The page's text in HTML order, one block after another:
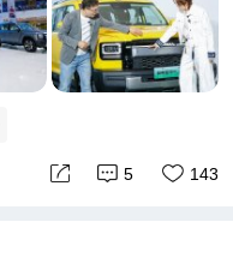
143
5